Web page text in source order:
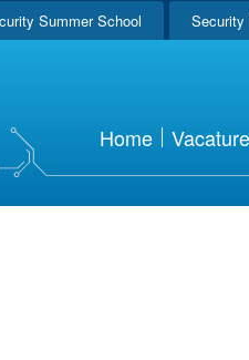
Summer School Security
Home